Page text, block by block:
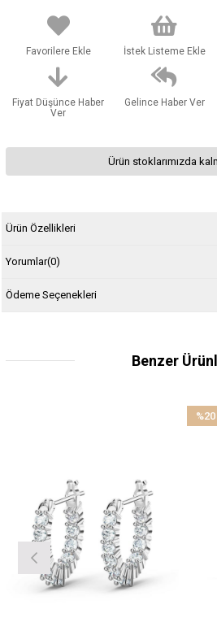
Favorilere Ekle İstek Listeme Ekle
Fiyat Düşünce Haber
Ver
Gelince Haber Ver
Ürün stoklarımızda
Ürün Özellikleri
Yorumlar(0)
Ödeme Seçenekleri
Benzer
%20